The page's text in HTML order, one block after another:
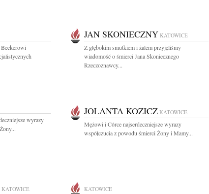
Beckerowi
JAN SKONIECZNY KATOWICE
Z głębokim smutkiem i żalem przyjęliśmy
wiadomość o śmierci Jana Skoniecznego
Rzeczoznawcy...
wyrazy
JOLANTA KOZICZ KATOWICE
Mężowi i Córce najserdeczniejsze wyrazy
współczucia z powodu śmierci Żony i Mamy...
KATOWICE KATOWICE